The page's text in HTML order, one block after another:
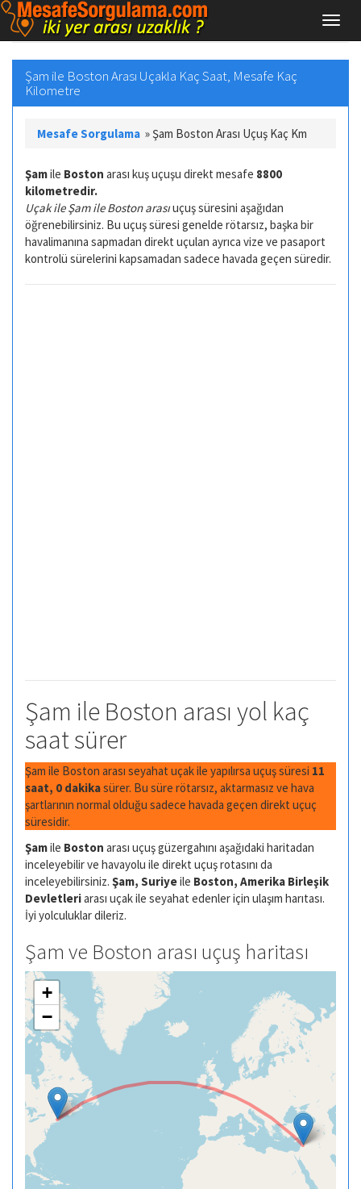
Şam ile Boston Arası Uçakla Kaç Saat, Mesafe Kaç
Kilometre
Mesafe Sorgulama »Şam Boston Arası Uçuş Kaç Km
Şamile Boston arası kuş uçuşu direkt mesafe 8800
kilometredir.
Uçak ile Şam ile Boston arasıuçuş süresini aşağıdan
öğrenebilirsiniz. Bu uçuş süresi genelde rötarsız, başka bir
havalimanına sapmadan direkt uçulan ayrıca vize ve pasaport
kontrolü sürelerini kapsamadan sadece havada geçen süredir.
Şam ile Boston arası yol kaç
saat sürer
Şam ile Boston arası seyahat uçak ile yapılırsa uçuş süresi 11
saat, 0 dakikasürer. Bu süre rötarsız, aktarmasız ve hava
şartlarının normal olduğu sadece havada geçen direkt uçuç
süresidir.
Şamile Boston arası uçuş güzergahını aşağıdaki haritadan
inceleyebilir ve havayolu ile direkt uçuş rotasını da
inceleyebilirsiniz. Şam, Suriyeile Boston, Amerika Birleşik
Devletleriarası uçak ile seyahat edenler için ulaşım harıtası.
İyi yolculuklar dileriz.
Şam ve Boston arası uçuş haritası
+
−